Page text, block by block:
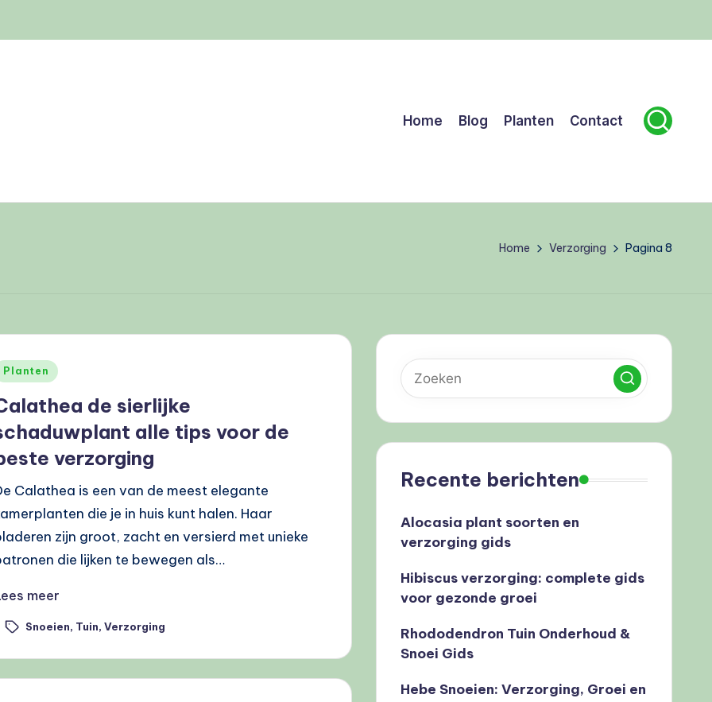
Home Blog Planten Contact
Home Verzorging Pagina 8
Planten
de sierlijke
alle tips voor de
verzorging
Calathea is een van de meest elegante
die je in huis kunt halen. Haar
zijn groot, zacht en versierd met unieke
die lijken te bewegen als…
meer
Snoeien, Tuin, Verzorging
Recente berichten
Alocasia plant soorten en
verzorging gids
Hibiscus verzorging: complete gids
voor gezonde groei
Rhododendron Tuin Onderhoud &
Snoei Gids
Hebe Snoeien: Verzorging, Groei en